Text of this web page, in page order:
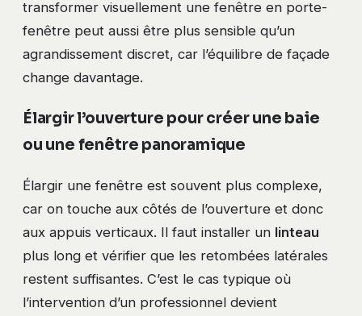
transformer visuellement une fenêtre en porte-
fenêtre peut aussi être plus sensible qu’un
agrandissement discret, car l’équilibre de façade
change davantage.
Élargir l’ouverture pour créer une baie
ou une fenêtre panoramique
Élargir une fenêtre est souvent plus complexe,
car on touche aux côtés de l’ouverture et donc
aux appuis verticaux. Il faut installer un linteau
plus long et vérifier que les retombées latérales
restent suffisantes. C’est le cas typique où
l’intervention d’un professionnel devient